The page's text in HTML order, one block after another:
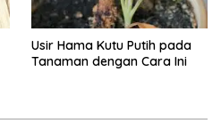
Usir Hama Kutu Putih pada
Tanaman dengan Cara Ini